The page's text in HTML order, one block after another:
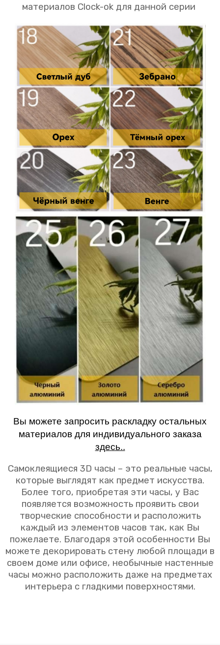
материалов Clock-ok для данной серии
Вы можете запросить раскладку остальных
материалов для индивидуального заказа
здесь..
Самоклеящиеся 3D часы – это реальные часы,
которые выглядят как предмет искусства.
Более того, приобретая эти часы, у Вас
появляется возможность проявить свои
творческие способности и расположить
каждый из элементов часов так, как Вы
пожелаете. Благодаря этой особенности Вы
можете декорировать стену любой площади в
своем доме или офисе, необычные настенные
часы можно расположить даже на предметах
интерьера с гладкими поверхностями.